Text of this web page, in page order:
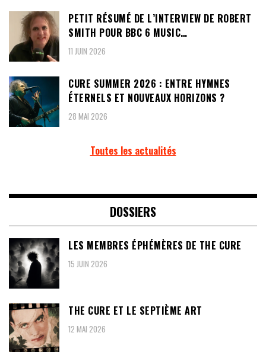
PETIT RÉSUMÉ DE L’INTERVIEW DE ROBERT
SMITH POUR BBC 6 MUSIC…
11 JUIN 2026
CURE SUMMER 2026 : ENTRE HYMNES
ÉTERNELS ET NOUVEAUX HORIZONS ?
28 MAI 2026
Toutes les actualités
DOSSIERS
LES MEMBRES ÉPHÉMÈRES DE THE CURE
15 JUIN 2026
THE CURE ET LE SEPTIÈME ART
12 MAI 2026